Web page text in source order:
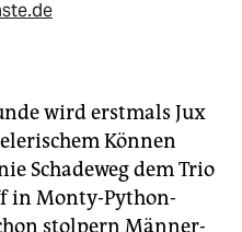
wird erstmals Jux
Können
Schadeweg dem Trio
in Monty-Python-
stolpern Männer-